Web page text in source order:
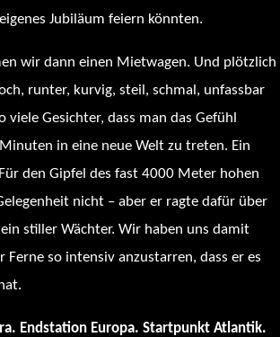
Jubiläum feiern könnten.
wir dann einen Mietwagen. Und plötzlich
runter, kurvig, steil, schmal, unfassbar
viele Gesichter, dass man das Gefühl
in eine neue Welt zu treten. Ein
den Gipfel des fast 4000 Meter hohen
nicht – aber er ragte dafür über
stiller Wächter. Wir haben uns damit
Ferne so intensiv anzustarren, dass er es
Endstation Europa. Startpunkt Atlantik.